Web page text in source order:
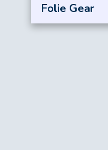
Folie Gear